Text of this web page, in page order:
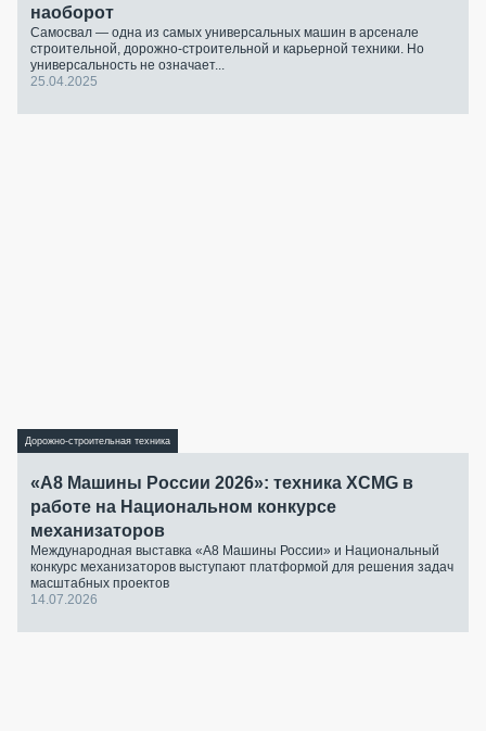
наоборот
Самосвал — одна из самых универсальных машин в арсенале
строительной, дорожно-строительной и карьерной техники. Но
универсальность не означает...
25.04.2025
Дорожно-строительная техника
«А8 Машины России 2026»: техника XCMG в
работе на Национальном конкурсе
механизаторов
Международная выставка «А8 Машины России» и Национальный
конкурс механизаторов выступают платформой для решения задач
масштабных проектов
14.07.2026